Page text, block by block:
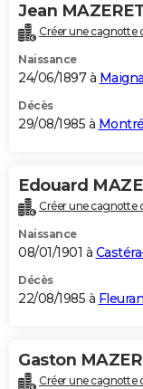
Jean
Créer une cagnotte
Naissance
24/06/1897 à
Décès
29/08/1985 à
Edouard
Créer une cagnotte
Naissance
08/01/1901 à
Décès
22/08/1985 à
Gaston
Créer une cagnotte